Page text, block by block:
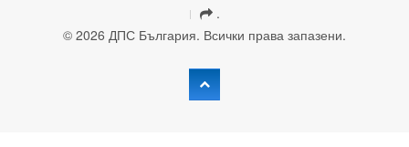
.
© 2026 ДПС България. Всички права запазени.